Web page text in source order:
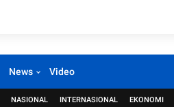
News Video
NASIONAL INTERNASIONAL EKONOMI